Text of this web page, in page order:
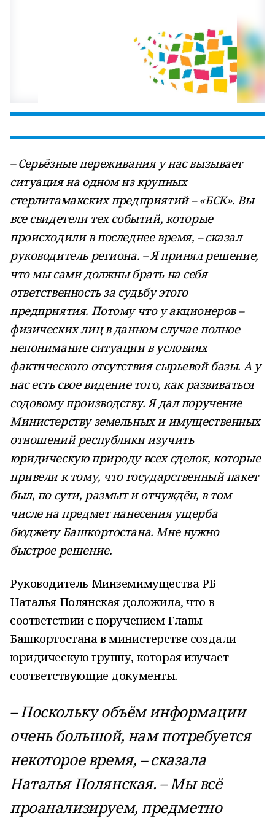
– Серьёзные переживания у нас вызывает
ситуация на одном из крупных
стерлитамакских предприятий – «БСК». Вы
все свидетели тех событий, которые
происходили в последнее время, – сказал
руководитель региона. – Я принял решение,
что мы сами должны брать на себя
ответственность за судьбу этого
предприятия. Потому что у акционеров –
физических лиц в данном случае полное
непонимание ситуации в условиях
фактического отсутствия сырьевой базы. А у
нас есть свое видение того, как развиваться
содовому производству. Я дал поручение
Министерству земельных и имущественных
отношений республики изучить
юридическую природу всех сделок, которые
привели к тому, что государственный пакет
был, по сути, размыт и отчуждён, в том
числе на предмет нанесения ущерба
бюджету Башкортостана. Мне нужно
быстрое решение.
Руководитель Минземимущества РБ
Наталья Полянская доложила, что в
соответствии с поручением Главы
Башкортостана в министерстве создали
юридическую группу, которая изучает
соответствующие документы.
– Поскольку объём информации
очень большой, нам потребуется
некоторое время, – сказала
Наталья Полянская. – Мы всё
проанализируем, предметно